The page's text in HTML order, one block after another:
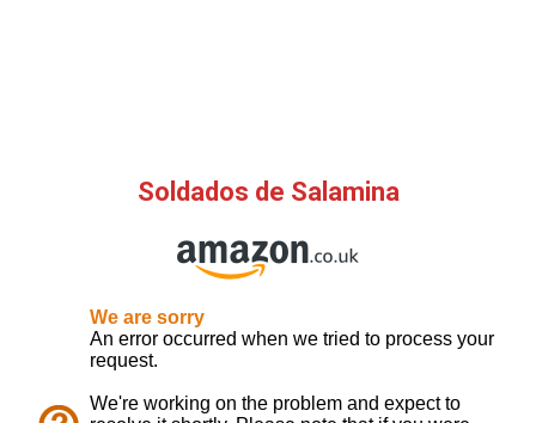
Soldados de Salamina